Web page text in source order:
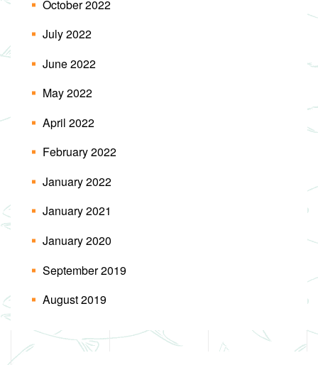
October 2022
July 2022
June 2022
May 2022
April 2022
February 2022
January 2022
January 2021
January 2020
September 2019
August 2019